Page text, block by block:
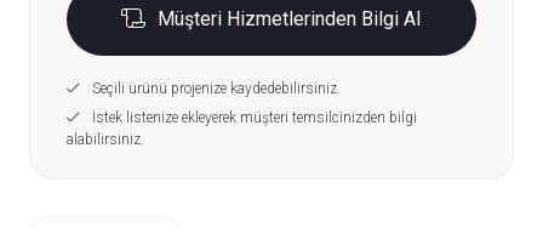
Müşteri Hizmetlerinden Bilgi Al
Seçili ürünü projenize kaydedebilirsiniz.
İstek listenize ekleyerek müşteri temsilcinizden bilgi
alabilirsiniz.